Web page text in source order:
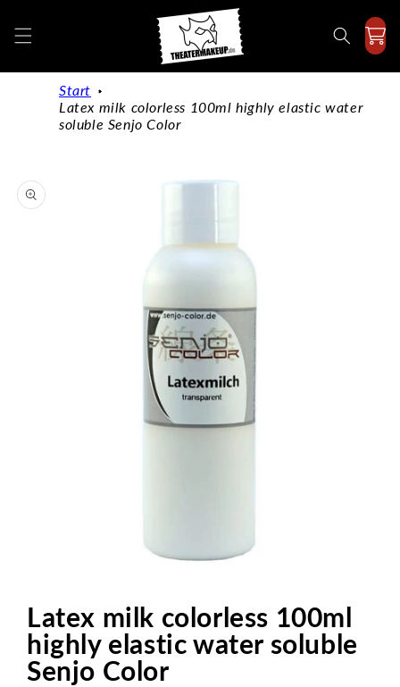
content
Start
Latex milk colorless 100ml highly elastic water
soluble Senjo Color
product
information
modalLatex milk colorless 100ml
highly elastic water soluble
Senjo Color